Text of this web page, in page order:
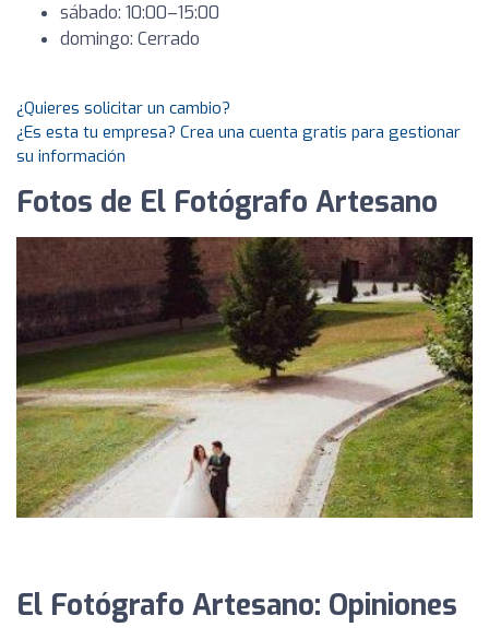
sábado: 10:00–15:00
domingo: Cerrado
¿Quieres solicitar un cambio?
¿Es esta tu empresa? Crea una cuenta gratis para gestionar
su información
Fotos de El Fotógrafo Artesano
El Fotógrafo Artesano: Opiniones